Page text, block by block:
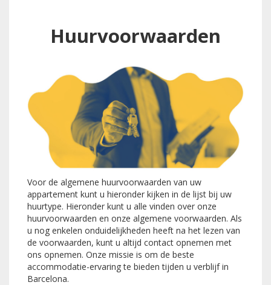
Huurvoorwaarden
Voor de algemene huurvoorwaarden van uw
appartement kunt u hieronder kijken in de lijst bij uw
huurtype. Hieronder kunt u alle vinden over onze
huurvoorwaarden en onze algemene voorwaarden. Als
u nog enkelen onduidelijkheden heeft na het lezen van
de voorwaarden, kunt u altijd contact opnemen met
ons opnemen. Onze missie is om de beste
accommodatie-ervaring te bieden tijden u verblijf in
Barcelona.